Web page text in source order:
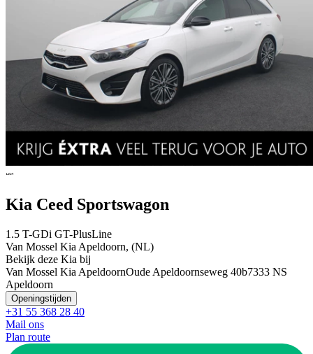
Kia Ceed Sportswagon
1.5 T-GDi GT-PlusLine
Van Mossel Kia Apeldoorn, (NL)
Bekijk deze Kia bij
Van Mossel Kia ApeldoornOude Apeldoornseweg 40b7333 NS
Apeldoorn
Openingstijden
+31 55 368 28 40
Mail ons
Plan route